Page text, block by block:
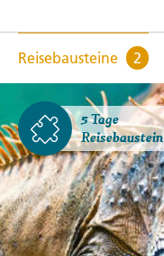
Reisebausteine 2
5 Tage
Reisebaustein